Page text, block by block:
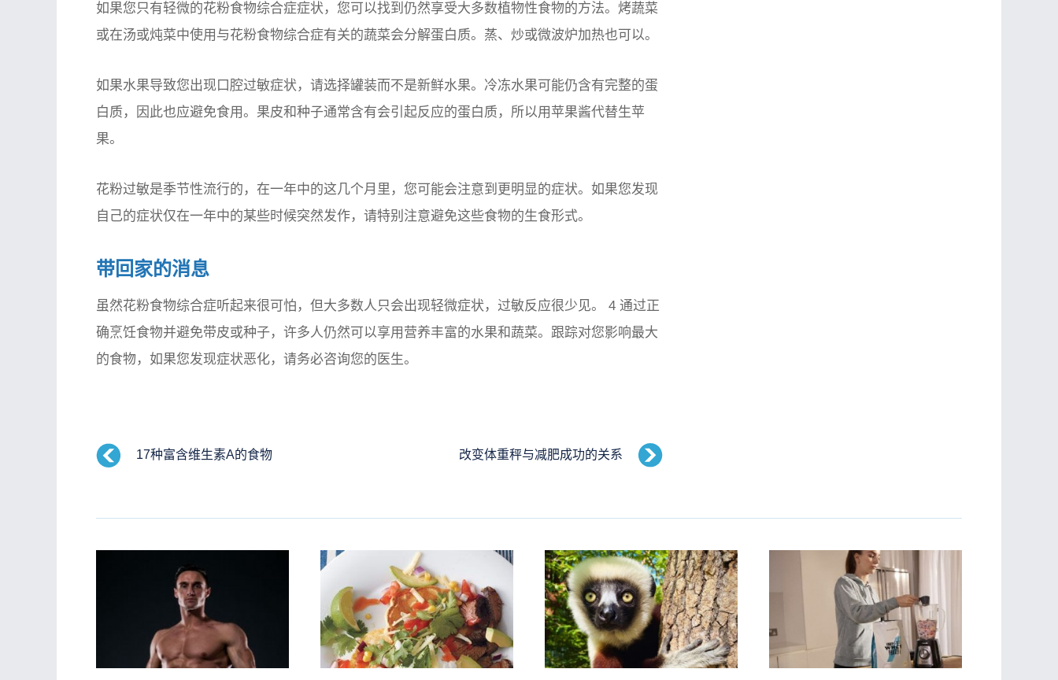
如果您只有轻微的花粉食物综合症症状，您可以找到仍然享受大多数植物性食物的方法。烤蔬菜
或在汤或炖菜中使用与花粉食物综合症有关的蔬菜会分解蛋白质。蒸、炒或微波炉加热也可以。
如果水果导致您出现口腔过敏症状，请选择罐装而不是新鲜水果。冷冻水果可能仍含有完整的蛋
白质，因此也应避免食用。果皮和种子通常含有会引起反应的蛋白质，所以用苹果酱代替生苹
果。
花粉过敏是季节性流行的，在一年中的这几个月里，您可能会注意到更明显的症状。如果您发现
自己的症状仅在一年中的某些时候突然发作，请特别注意避免这些食物的生食形式。
带回家的消息
虽然花粉食物综合症听起来很可怕，但大多数人只会出现轻微症状，过敏反应很少见。 4 通过正
确烹饪食物并避免带皮或种子，许多人仍然可以享用营养丰富的水果和蔬菜。跟踪对您影响最大
的食物，如果您发现症状恶化，请务必咨询您的医生。
17种富含维生素A的食物 改变体重秤与减肥成功的关系